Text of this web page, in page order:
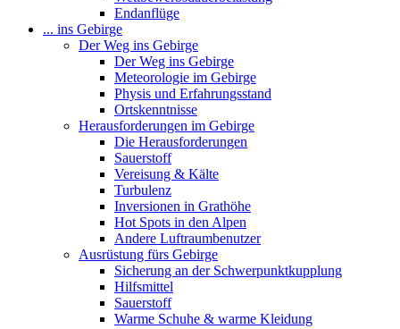
Endanflüge
... ins Gebirge
Der Weg ins Gebirge
Der Weg ins Gebirge
Meteorologie im Gebirge
Physis und Erfahrungsstand
Ortskenntnisse
Herausforderungen im Gebirge
Die Herausforderungen
Sauerstoff
Vereisung & Kälte
Turbulenz
Inversionen in Grathöhe
Hot Spots in den Alpen
Andere Luftraumbenutzer
Ausrüstung fürs Gebirge
Sicherung an der Schwerpunktkupplung
Hilfsmittel
Sauerstoff
Warme Schuhe & warme Kleidung